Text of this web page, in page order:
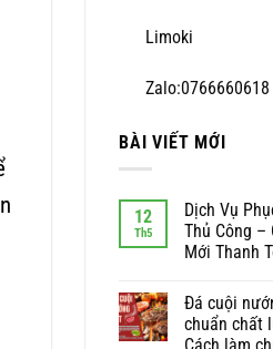
Limoki
Zalo:0766660618
BÀI VIẾT MỚI
12
Th5
Dịch Vụ
Thủ Công –
Mới Thanh
Đá cuội
chuẩn chất